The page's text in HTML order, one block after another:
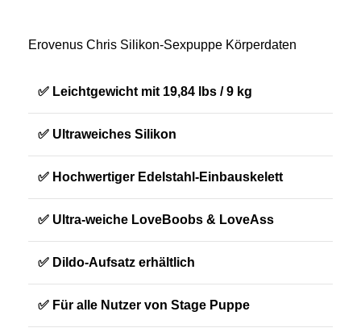
Erovenus Chris Silikon-Sexpuppe Körperdaten
✅ Leichtgewicht mit 19,84 lbs / 9 kg
✅ Ultraweiches Silikon
✅ Hochwertiger Edelstahl-Einbauskelett
✅ Ultra-weiche LoveBoobs & LoveAss
✅ Dildo-Aufsatz erhältlich
✅ Für alle Nutzer von Stage Puppe